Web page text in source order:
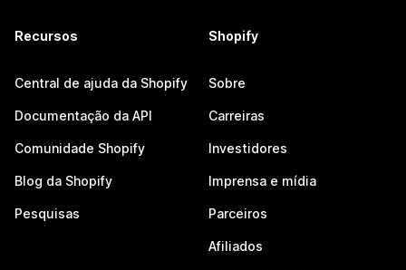
Recursos
Central de ajuda da Shopify
Documentação da API
Comunidade Shopify
Blog da Shopify
Pesquisas
Shopify
Sobre
Carreiras
Investidores
Imprensa e mídia
Parceiros
Afiliados